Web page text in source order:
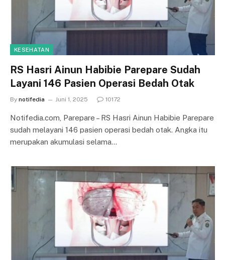
KESEHATAN
RS Hasri Ainun Habibie Parepare Sudah
Layani 146 Pasien Operasi Bedah Otak
By notifedia Juni 1, 2025 10172
Notifedia.com, Parepare – RS Hasri Ainun Habibie Parepare
sudah melayani 146 pasien operasi bedah otak. Angka itu
merupakan akumulasi selama…